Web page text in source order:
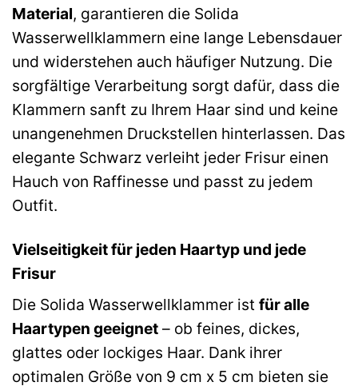
Material, garantieren die Solida
Wasserwellklammern eine lange Lebensdauer
und widerstehen auch häufiger Nutzung. Die
sorgfältige Verarbeitung sorgt dafür, dass die
Klammern sanft zu Ihrem Haar sind und keine
unangenehmen Druckstellen hinterlassen. Das
elegante Schwarz verleiht jeder Frisur einen
Hauch von Raffinesse und passt zu jedem
Outfit.
Vielseitigkeit für jeden Haartyp und jede
Frisur
Die Solida Wasserwellklammer ist für alle
Haartypen geeignet – ob feines, dickes,
glattes oder lockiges Haar. Dank ihrer
optimalen Größe von 9 cm x 5 cm bieten sie